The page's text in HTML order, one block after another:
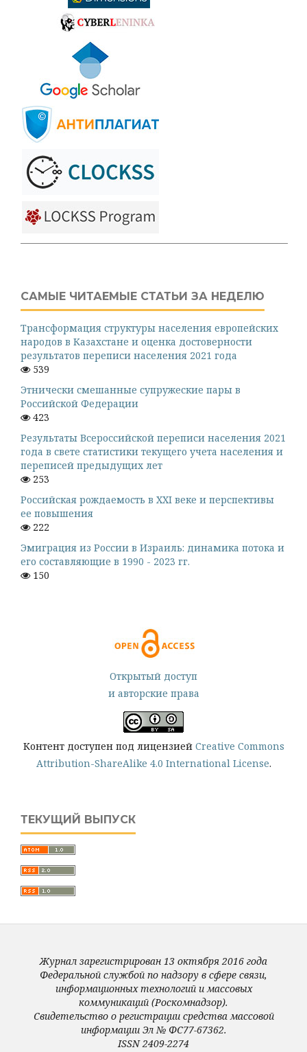
САМЫЕ ЧИТАЕМЫЕ СТАТЬИ ЗА НЕДЕЛЮ
Трансформация структуры населения европейских
народов в Казахстане и оценка достоверности
результатов переписи населения 2021 года
539
Этнически смешанные супружеские пары в
Российской Федерации
423
Результаты Всероссийской переписи населения 2021
года в свете статистики текущего учета населения и
переписей предыдущих лет
253
Российская рождаемость в XXI веке и перспективы
ее повышения
222
Эмиграция из России в Израиль: динамика потока и
его составляющие в 1990 - 2023 гг.
150
Открытый доступ
и авторские права
Контент доступен под лицензией Creative Commons
Attribution-ShareAlike 4.0 International License.
ТЕКУЩИЙ ВЫПУСК
Журнал зарегистрирован 13 октября 2016 года
Федеральной службой по надзору в сфере связи,
информационных технологий и массовых
коммуникаций (Роскомнадзор).
Свидетельство о регистрации средства массовой
информации Эл № ФС77-67362.
ISSN 2409-2274